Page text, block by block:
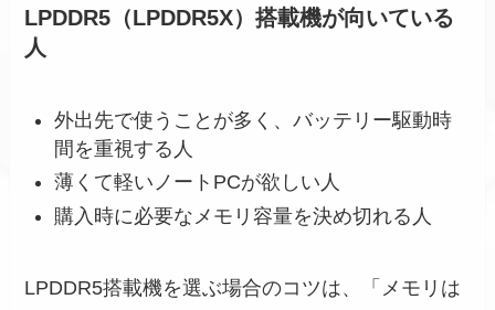
LPDDR5（LPDDR5X）搭載機が向いている
人
外出先で使うことが多く、バッテリー駆動時
間を重視する人
薄くて軽いノートPCが欲しい人
購入時に必要なメモリ容量を決め切れる人
LPDDR5搭載機を選ぶ場合のコツは、「メモリは